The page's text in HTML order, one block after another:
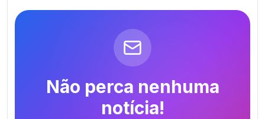
Não perca nenhuma
notícia!